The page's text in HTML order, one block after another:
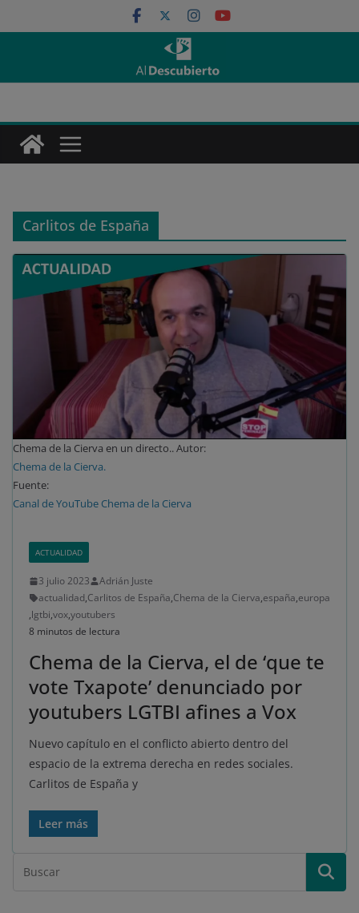
al
Carlitos de España
Chema de la Cierva en un directo.. Autor:
Chema de la Cierva.
Fuente:
Canal de YouTube Chema de la Cierva
ACTUALIDAD
3 julio 2023
Adrián Juste
actualidad,Carlitos de España,Chema de la Cierva,españa,europa
,lgtbi,vox,youtubers
8 minutos de lectura
Chema de la Cierva, el de ‘que te
vote Txapote’ denunciado por
youtubers LGTBI afines a Vox
Nuevo capítulo en el conflicto abierto dentro del
espacio de la extrema derecha en redes sociales.
Carlitos de España y
Leer más